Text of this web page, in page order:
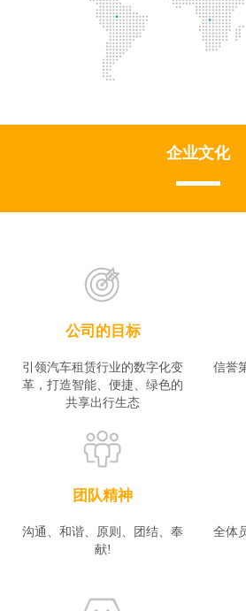
企业文化
公司的目标
引领汽车租赁行业的数字化变
革，打造智能、便捷、绿色的
共享出行生态
信誉
团队精神
沟通、和谐、原则、团结、奉
献!
全体